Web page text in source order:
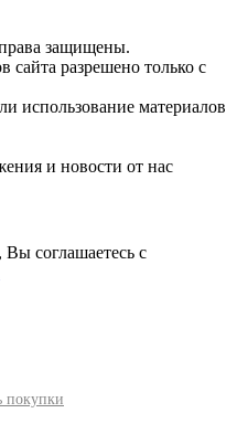
защищены.
сайта разрешено только с
использование материалов
и новости от нас
соглашаетесь с
покупки